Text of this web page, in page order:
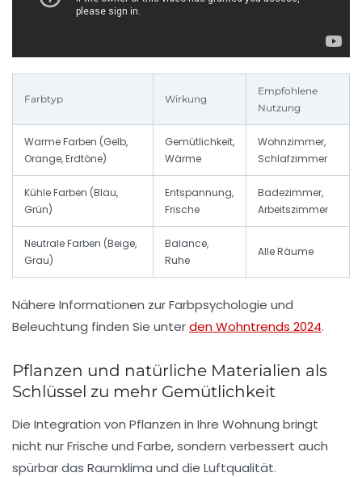
Farbtyp Wirkung
Empfohlene
Nutzung
Warme Farben (Gelb,
Orange, Erdtöne)
Gemütlichkeit,
Wärme
Wohnzimmer,
Schlafzimmer
Kühle Farben (Blau,
Grün)
Entspannung,
Frische
Badezimmer,
Arbeitszimmer
Neutrale Farben (Beige,
Grau)
Balance,
Ruhe
Alle Räume
Nähere Informationen zur Farbpsychologie und
Beleuchtung finden Sie unterden Wohntrends 2024.
Pflanzen und natürliche Materialien als
Schlüssel zu mehr Gemütlichkeit
Die Integration von Pflanzen in Ihre Wohnung bringt
nicht nur Frische und Farbe, sondern verbessert auch
spürbar das Raumklima und die Luftqualität.